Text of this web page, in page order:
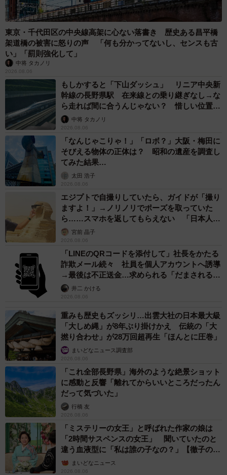
東京・千代田区の中央線高架に心ない落書き 歴史ある昌平橋
架道橋の被害に怒りの声 「何も分かってないし、センスも古
い」「罰則強化して」
中将 タカノリ
2026.08.06
もしかすると「下山ダッシュ」 リニア中央新
幹線の長野県駅 在来線との乗り継ぎなし→な
ら走れば間に合うんじゃない？ 惜しい位置関
係が反響
中将 タカノリ
2026.08.06
「なんじゃこりゃ！」「ロボ？」大阪・梅田に
そびえる物体の正体は？ 昭和の遺産を調査し
てみた結果…
太田 浩子
2026.08.06
エジプトで自撮りしていたら、ガイドが「撮り
ますよ！」→ノリノリでポーズを取っていた
ら……スマホを返してもらえない 「日本人は
カモ代表かも」「私は6時間で3万円払った」
宮前 晶子
2026.08.06
「LINEのQRコードを添付して」社長をかたる
詐欺メール続々 社員を個人アカウントへ誘導
→最後は不正送金…求められる「だまされる前
提」の対策
井二 かける
2026.08.06
重みも歴史もズッシリ…出雲大社の日本最大級
「大しめ縄」が8年ぶり掛けかえ 伝統の「大
撚り合わせ」が28万回超再生「ほんとに圧巻」
まいどなニュース調査部
2026.08.06
「これ全部長野県」海外のような絶景ショット
に感動と反響「離れてからいいところだったん
だって気づいた」
行橋 友
2026.08.06
「ミステリーの女王」と呼ばれた作家の娘は
「2時間サスペンスの女王」 聞いていたのと
違う血液型に「私は誰の子なの？」【徹子の部
屋】まいどなニュース
2026.08.06